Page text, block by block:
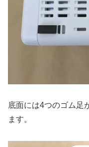
底面には4つのゴム足
ます。